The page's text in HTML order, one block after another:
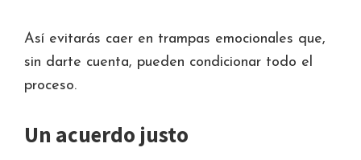
Así evitarás caer en trampas emocionales que,
sin darte cuenta, pueden condicionar todo el
proceso.
Un acuerdo justo